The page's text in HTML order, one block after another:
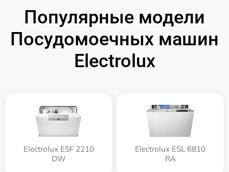
Популярные модели
Посудомоечных машин
Electrolux
Electrolux ESF 2210
DW
Electrolux ESL 6810
RA